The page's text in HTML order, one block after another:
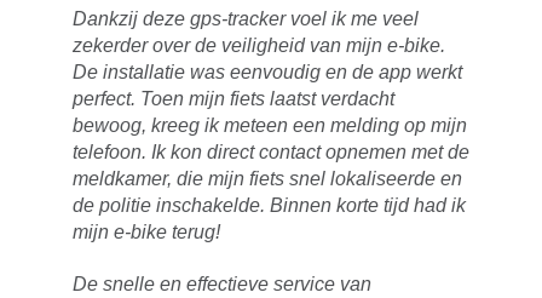
Dankzij deze gps-tracker voel ik me veel
zekerder over de veiligheid van mijn e-bike.
De installatie was eenvoudig en de app werkt
perfect. Toen mijn fiets laatst verdacht
bewoog, kreeg ik meteen een melding op mijn
telefoon. Ik kon direct contact opnemen met de
meldkamer, die mijn fiets snel lokaliseerde en
de politie inschakelde. Binnen korte tijd had ik
mijn e-bike terug!
De snelle en effectieve service van